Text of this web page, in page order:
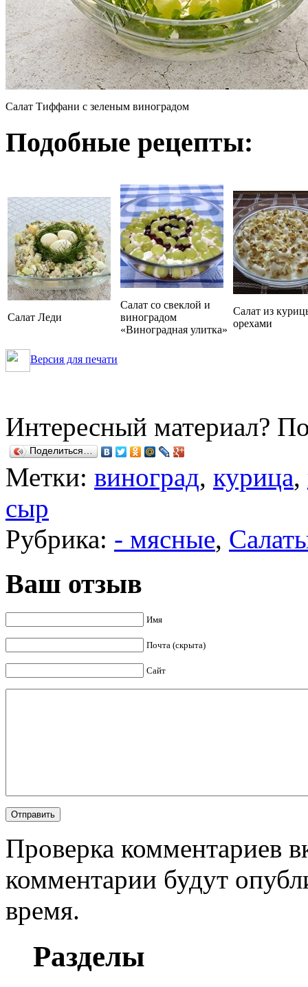
Салат Тиффани с зеленым виноградом
Подобные рецепты:
Салат Леди
Салат со свеклой и
виноградом
«Виноградная улитка»
Салат из
орехами
Версия для печати
Интересный материал?
Поделиться…
Метки: виноград, курица,
сыр
Рубрика: - мясные,
Ваш отзыв
Имя
Почта (скрыта)
Сайт
Проверка комментариев
комментарии будут
время.
Разделы